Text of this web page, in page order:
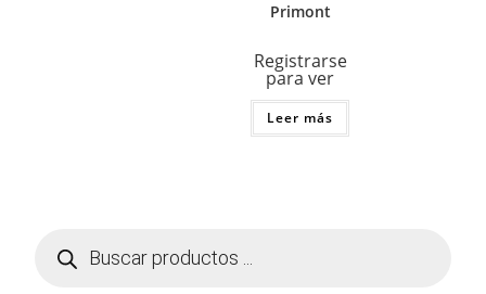
Primont
Registrarse
para ver
Leer más